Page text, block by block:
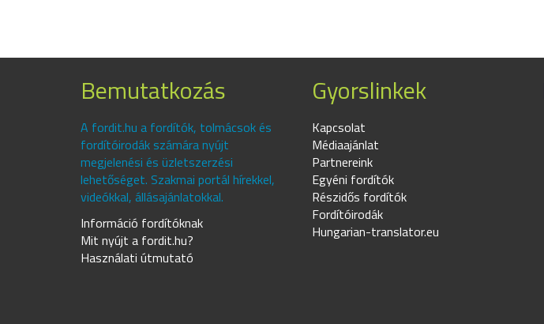
Bemutatkozás
A fordit.hu a fordítók, tolmácsok és
fordítóirodák számára nyújt
megjelenési és üzletszerzési
lehetőséget. Szakmai portál hírekkel,
videókkal, állásajánlatokkal.
Információ fordítóknak
Mit nyújt a fordit.hu?
Használati útmutató
Gyorslinkek
Kapcsolat
Médiaajánlat
Partnereink
Egyéni fordítók
Részidős fordítók
Fordítóirodák
Hungarian-translator.eu